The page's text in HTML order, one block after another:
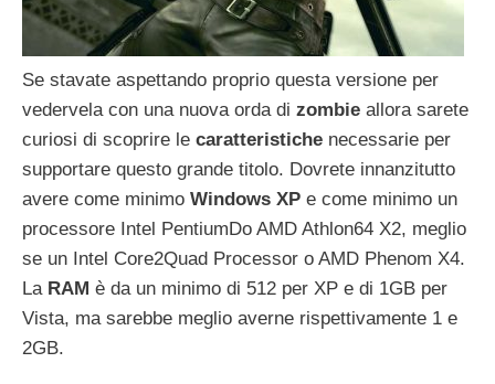
Se stavate aspettando proprio questa versione per
vedervela con una nuova orda di zombie allora sarete
curiosi di scoprire le caratteristiche necessarie per
supportare questo grande titolo. Dovrete innanzitutto
avere come minimo Windows XP e come minimo un
processore Intel PentiumDo AMD Athlon64 X2, meglio
se un Intel Core2Quad Processor o AMD Phenom X4.
La RAM è da un minimo di 512 per XP e di 1GB per
Vista, ma sarebbe meglio averne rispettivamente 1 e
2GB.